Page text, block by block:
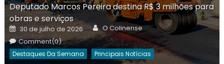
Deputado Marcos Pereira destina R$ 3 milhões para
obras e serviços
Posted
on
30 de julho de 2026 Author
O Colinense
Comment(0)
Destaques Da Semana Principais Notícias